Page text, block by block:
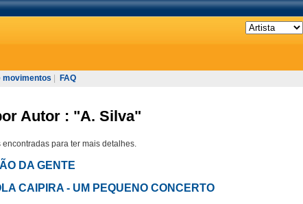
movimentos FAQ
Autor : "A. Silva"
para ter mais detalhes.
DA GENTE
CAIPIRA - UM PEQUENO CONCERTO